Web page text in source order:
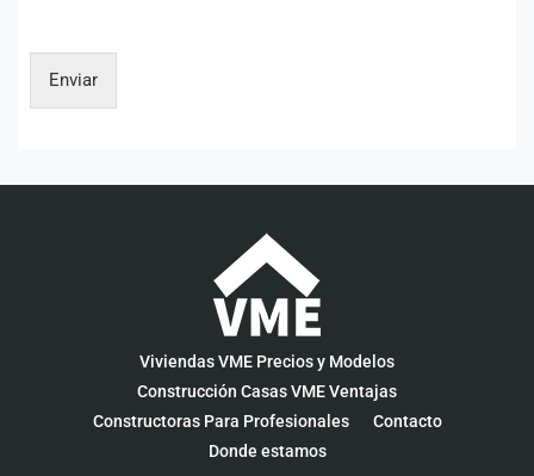
Enviar
Viviendas VME Precios y Modelos
Construcción Casas VME Ventajas
Constructoras Para Profesionales
Contacto
Donde estamos